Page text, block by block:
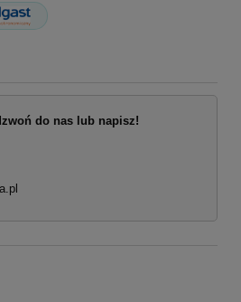
do nas lub napisz!